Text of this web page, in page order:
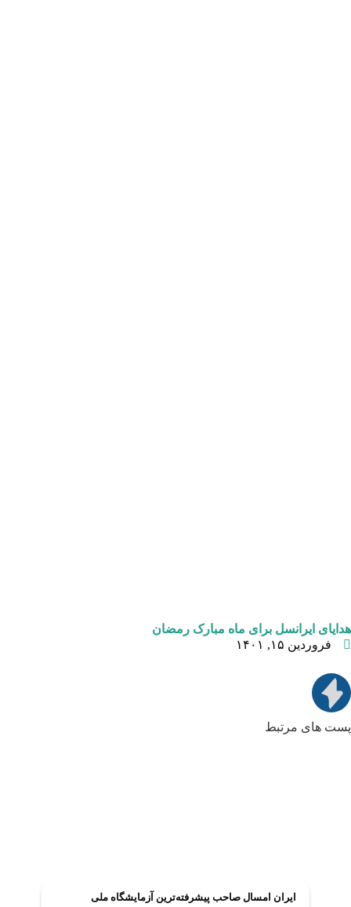
هدایای ایرانسل برای ماه مبارک رمضان
فروردین ۱۵, ۱۴۰۱
پست های مرتبط
ایران امسال صاحب پیشرفته‌ترین آزمایشگاه ملی